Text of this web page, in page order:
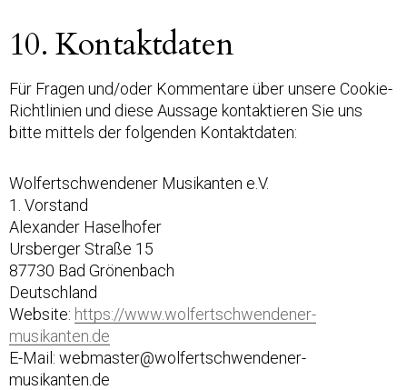
10. Kontaktdaten
Für Fragen und/oder Kommentare über unsere Cookie-
Richtlinien und diese Aussage kontaktieren Sie uns
bitte mittels der folgenden Kontaktdaten:
Wolfertschwendener Musikanten e.V.
1. Vorstand
Alexander Haselhofer
Ursberger Straße 15
87730 Bad Grönenbach
Deutschland
Website: https://www.wolfertschwendener-
musikanten.de
E-Mail: webmaster@wolfertschwendener-
musikanten.de